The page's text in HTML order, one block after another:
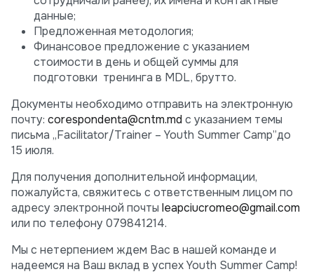
данные;
Предложенная методология;
Финансовое предложение с указанием
стоимости в день и общей суммы для
подготовки тренинга в MDL, брутто.
Документы необходимо отправить на электронную
почту: corespondenta@cntm.md с указанием темы
письма „Facilitator/Trainer – Youth Summer Camp”до
15 июля.
Для получения дополнительной информации,
пожалуйста, свяжитесь с ответственным лицом по
адресу электронной почты leapciucromeo@gmail.com
или по телефону 079841214.
Мы с нетерпением ждем Вас в нашей команде и
надеемся на Ваш вклад в успех Youth Summer Camp!